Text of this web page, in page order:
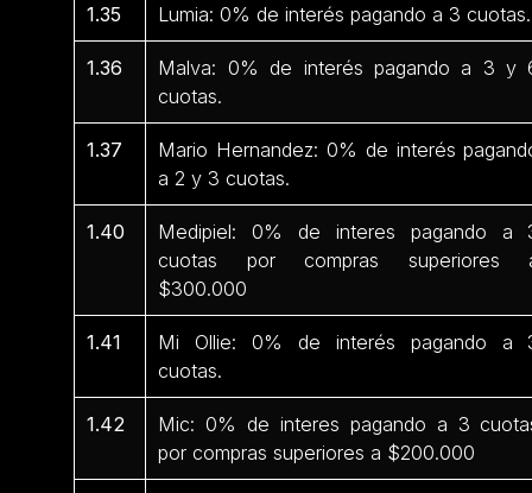
1.35 Lumia: 0% de interés pagando a 3 cuotas.
1.36
Malva: 0% de interés pagando a 3 y
cuotas.
1.37
Mario Hernandez: 0% de interés
a 2 y 3 cuotas.
1.40
Medipiel: 0% de interes pagando a
cuotas por compras superiores
$300.000
1.41
Mi Ollie: 0% de interés pagando a
cuotas.
1.42
Mic: 0% de interes pagando a 3
por compras superiores a $200.000